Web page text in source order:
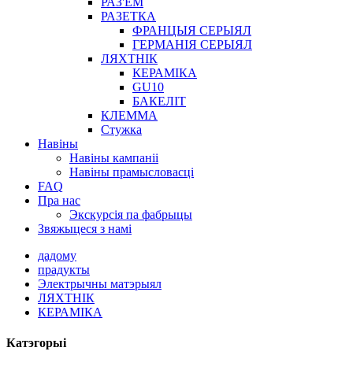
РАЗЕТКА
ФРАНЦЫЯ СЕРЫЯЛ
ГЕРМАНІЯ СЕРЫЯЛ
ЛЯХТНІК
КЕРАМІКА
GU10
БАКЕЛІТ
КЛЕММА
Стужка
Навіны
Навіны кампаніі
Навіны прамысловасці
FAQ
Пра нас
Экскурсія па фабрыцы
Звяжыцеся з намі
дадому
прадукты
Электрычны матэрыял
ЛЯХТНІК
КЕРАМІКА
Катэгорыі